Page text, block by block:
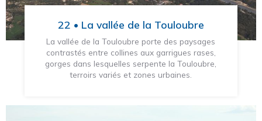
22 • La vallée de la Touloubre
La vallée de la Touloubre porte des paysages
contrastés entre collines aux garrigues rases,
gorges dans lesquelles serpente la Touloubre,
terroirs variés et zones urbaines.